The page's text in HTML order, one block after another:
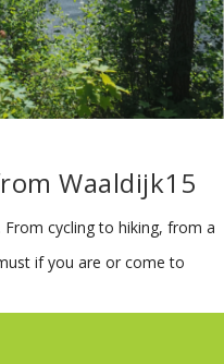
Waaldijk15
From cycling to hiking, from a
if you are or come to